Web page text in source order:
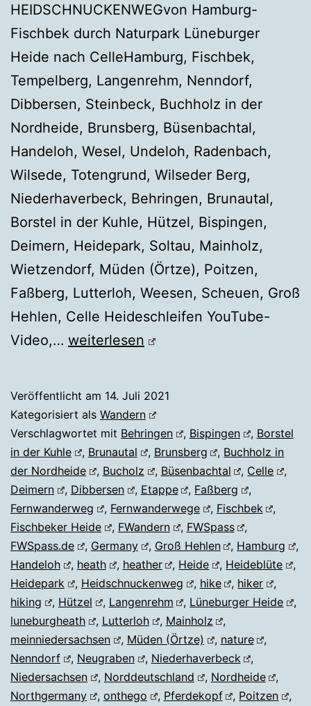
HEIDSCHNUCKENWEGvon Hamburg-
Fischbek durch Naturpark Lüneburger
Heide nach CelleHamburg, Fischbek,
Tempelberg, Langenrehm, Nenndorf,
Dibbersen, Steinbeck, Buchholz in der
Nordheide, Brunsberg, Büsenbachtal,
Handeloh, Wesel, Undeloh, Radenbach,
Wilsede, Totengrund, Wilseder Berg,
Niederhaverbeck, Behringen, Brunautal,
Borstel in der Kuhle, Hützel, Bispingen,
Deimern, Heidepark, Soltau, Mainholz,
Wietzendorf, Müden (Örtze), Poitzen,
Faßberg, Lutterloh, Weesen, Scheuen, Groß
Hehlen, Celle Heideschleifen YouTube-
Video,… HEIDSCHNUCKENWEG
weiterlesen
Veröffentlicht am 14. Juli 2021
Kategorisiert als Wandern
Verschlagwortet mit Behringen , Bispingen , Borstel
in der Kuhle
, Brunautal , Brunsberg , Buchholz in
der Nordheide
, Bucholz , Büsenbachtal , Celle
,
Deimern
, Dibbersen , Etappe , Faßberg
,
Fernwanderweg
, Fernwanderwege , Fischbek
,
Fischbeker Heide
, FWandern , FWSpass
,
FWSpass.de
, Germany , Groß Hehlen , Hamburg
,
Handeloh
, heath , heather , Heide , Heideblüte
,
Heidepark
, Heidschnuckenweg , hike , hiker
,
hiking
, Hützel , Langenrehm , Lüneburger Heide
,
luneburgheath
, Lutterloh , Mainholz
,
meinniedersachsen
, Müden (Örtze) , nature
,
Nenndorf
, Neugraben , Niederhaverbeck
,
Niedersachsen
, Norddeutschland , Nordheide
,
Northgermany
, onthego , Pferdekopf , Poitzen
,